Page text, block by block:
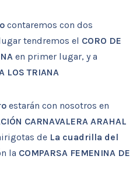
contaremos con dos
tendremos el CORO DE
en primer lugar, y a
LOS TRIANA
estarán con nosotros en
CARNAVALERA ARAHAL
de La cuadrilla del
la COMPARSA FEMENINA DE